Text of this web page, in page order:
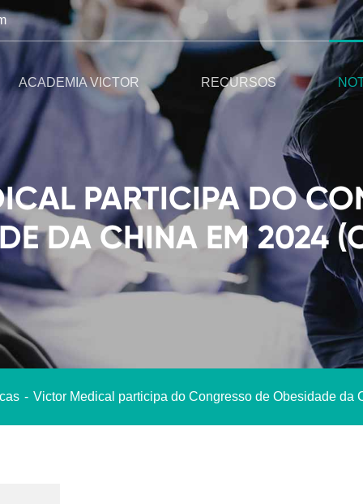
ACADEMIA VICTOR RECURSOS
PARTICIPA DO
DA CHINA EM 2024
Victor Medical participa do Congresso de Obesidade da